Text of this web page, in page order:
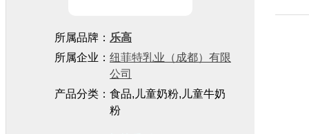
所属品牌： 乐高
所属企业： 纽菲特乳业（成都）有限
公司
产品分类：食品,儿童奶粉,儿童牛奶
粉